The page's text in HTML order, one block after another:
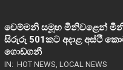
චෙම්මනි සමූහ මිනිවළෙන්
සිරුරු 501කට අදාළ අස්ථි
ගොඩගනී
IN: HOT NEWS, LOCAL NEWS